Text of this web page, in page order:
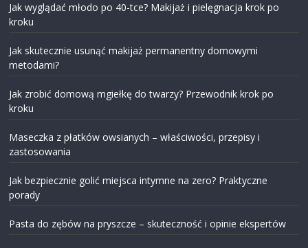
Jak wyglądać młodo po 40-tce? Makijaż i pielęgnacja krok po
kroku
Jak skutecznie usunąć makijaż permanentny domowymi
metodami?
Jak zrobić domową mgiełkę do twarzy? Przewodnik krok po
kroku
Maseczka z płatków owsianych – właściwości, przepisy i
zastosowania
Jak bezpiecznie golić miejsca intymne na zero? Praktyczne
porady
Pasta do zębów na pryszcze – skuteczność i opinie ekspertów